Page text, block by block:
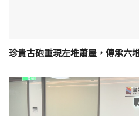
珍貴古砲重現左堆蕭屋，傳承六